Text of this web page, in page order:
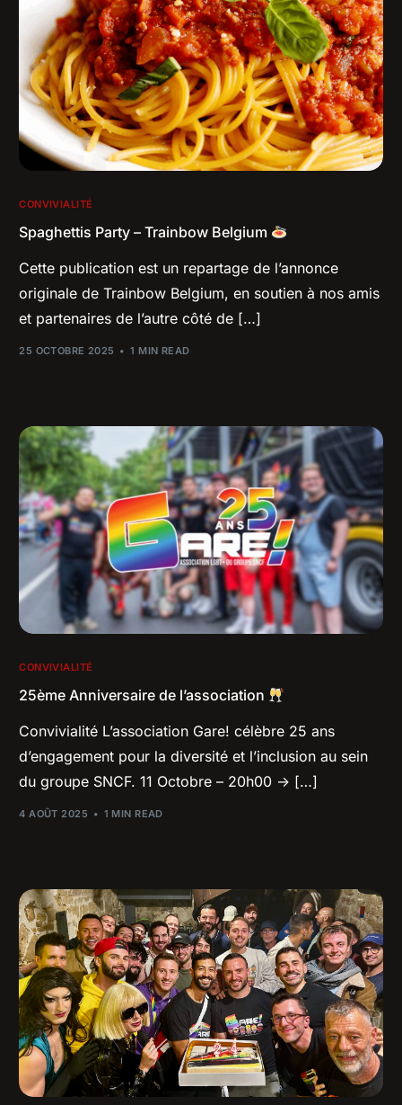
CONVIVIALITÉ
Spaghettis Party – Trainbow Belgium
Cette publication est un repartage de l’annonce
originale de Trainbow Belgium, en soutien à nos amis
et partenaires de l’autre côté de […]
25 OCTOBRE 2025 1 MIN READ
CONVIVIALITÉ
25ème Anniversaire de l’association
Convivialité L’association Gare! célèbre 25 ans
d’engagement pour la diversité et l’inclusion au sein
du groupe SNCF. 11 Octobre – 20h00 -> […]
4 AOÛT 2025 1 MIN READ